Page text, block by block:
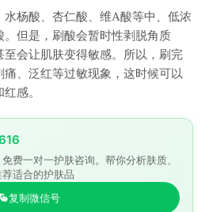
杨酸、杏仁酸、维A酸等中、低浓
但是，刷酸会暂时性剥脱角质
会让肌肤变得敏感。所以，刷完
、泛红等过敏现象，这时候可以
感。
费一对一护肤咨询。帮你分析肤质、
适合的护肤品
复制微信号